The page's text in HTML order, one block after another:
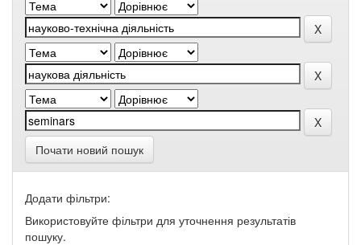
Почати новий пошук
Додати фільтри:
Використовуйте фільтри для уточнення результатів
пошуку.